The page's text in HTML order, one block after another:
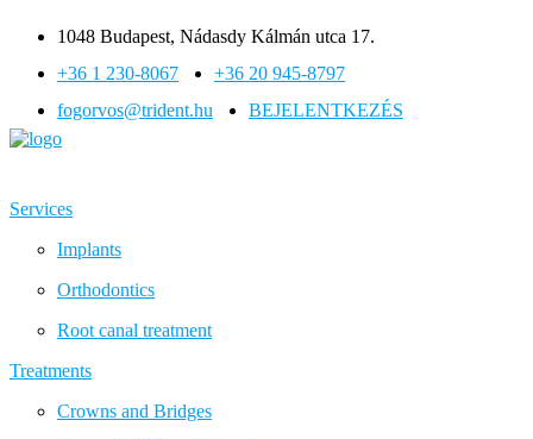
1048 Budapest, Nádasdy Kálmán utca 17.
+36 1 230-8067
+36 20 945-8797
fogorvos@trident.hu
BEJELENTKEZÉS
Services
Implants
Orthodontics
Root canal treatment
Treatments
Crowns and Bridges